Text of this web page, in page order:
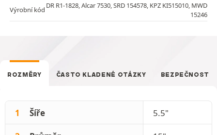
Výrobní kód
DR R1-1828, Alcar 7530, SRD 154578, KPZ KI515010, MWD
15246
ROZMĚRY ČASTO KLADENÉ OTÁZKY BEZPEČNOST
1 Šíře 5.5"